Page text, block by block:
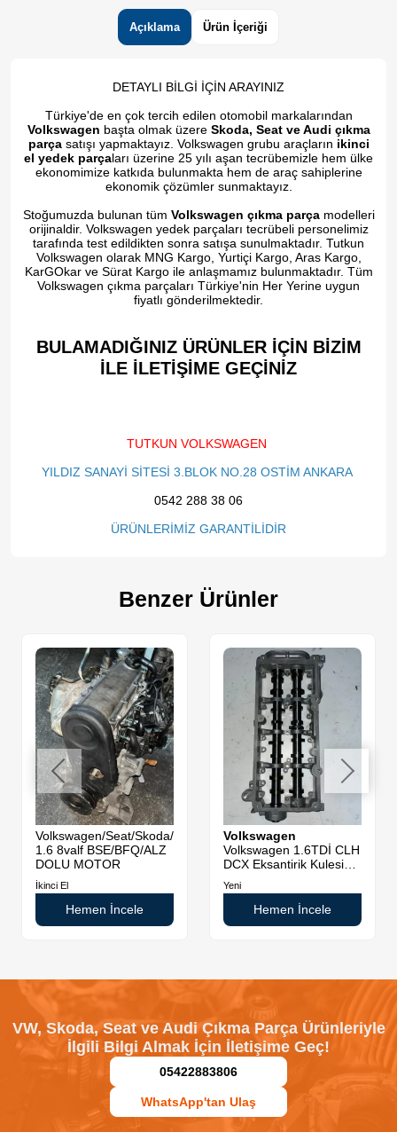
Açıklama Ürün İçeriği
DETAYLI BİLGİ İÇİN ARAYINIZ
Türkiye'de en çok tercih edilen otomobil markalarından
Volkswagen başta olmak üzere Skoda, Seat ve Audi çıkma
parçasatışı yapmaktayız. Volkswagen grubu araçların ikinci
el yedek parçaları üzerine 25 yılı aşan tecrübemizle hem ülke
ekonomimize katkıda bulunmakta hem de araç sahiplerine
ekonomik çözümler sunmaktayız.
Stoğumuzda bulunan tüm Volkswagen çıkma parçamodelleri
orijinaldir. Volkswagen yedek parçaları tecrübeli personelimiz
tarafında test edildikten sonra satışa sunulmaktadır. Tutkun
Volkswagen olarak MNG Kargo, Yurtiçi Kargo, Aras Kargo,
KarGOkar ve Sürat Kargo ile anlaşmamız bulunmaktadır. Tüm
Volkswagen çıkma parçaları Türkiye'nin Her Yerine uygun
fiyatlı gönderilmektedir.
BULAMADIĞINIZ ÜRÜNLER İÇİN BİZİM
İLE İLETİŞİME GEÇİNİZ​
TUTKUN VOLKSWAGEN
YILDIZ SANAYİ SİTESİ 3.BLOK NO.28 OSTİM ANKARA
0542 288 38 06
ÜRÜNLERİMİZ GARANTİLİDİR
Benzer Ürünler
Volkswagen/Seat/Skoda/Audi
1.6 8valf BSE/BFQ/ALZ
DOLU MOTOR
İkinci El
Hemen İncele
Volkswagen
Volkswagen 1.6TDİ CLH
DCX Eksantirik Kulesi
Yeni
Hemen İncele
VW, Skoda, Seat ve Audi Çıkma Parça Ürünleriyle
İlgili Bilgi Almak İçin İletişime Geç!
05422883806
WhatsApp'tan Ulaş